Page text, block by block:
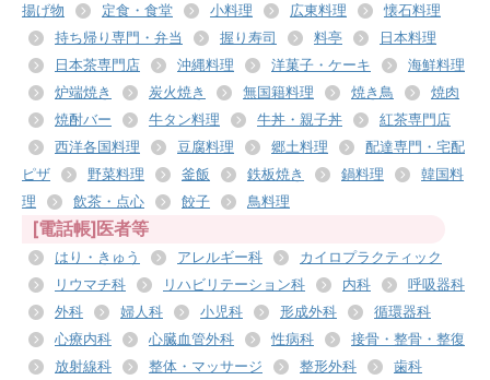
揚げ物
定食・食堂 小料理 広東料理
懐石料理
持ち帰り専門・弁当
握り寿司 料亭
日本料理
日本茶専門店
沖縄料理 洋菓子・ケーキ
海鮮料理
炉端焼き
炭火焼き 無国籍料理 焼き鳥
焼肉
焼酎バー
牛タン料理 牛丼・親子丼
紅茶専門店
西洋各国料理
豆腐料理 郷土料理
配達専門・宅配
ピザ
野菜料理 釜飯 鉄板焼き 鍋料理
韓国料
理
飲茶・点心 餃子 鳥料理
[電話帳]医者等
はり・きゅう アレルギー科
カイロプラクティック
リウマチ科
リハビリテーション科 内科
呼吸器科
外科
婦人科 小児科 形成外科
循環器科
心療内科
心臓血管外科 性病科
接骨・整骨・整復
放射線科
整体・マッサージ 整形外科
歯科